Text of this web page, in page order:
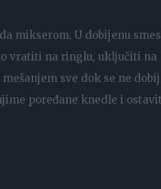
mikserom. U dobijenu
vratiti na ringlu, uključiti na
sve dok se ne
poređane knedle i